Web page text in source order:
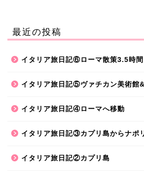
最近の投稿
イタリア旅日記⑥ローマ散策3.5時間
イタリア旅日記⑤ヴァチカン美術館
イタリア旅日記④ローマへ移動
イタリア旅日記③カプリ島からナポ
イタリア旅日記②カプリ島